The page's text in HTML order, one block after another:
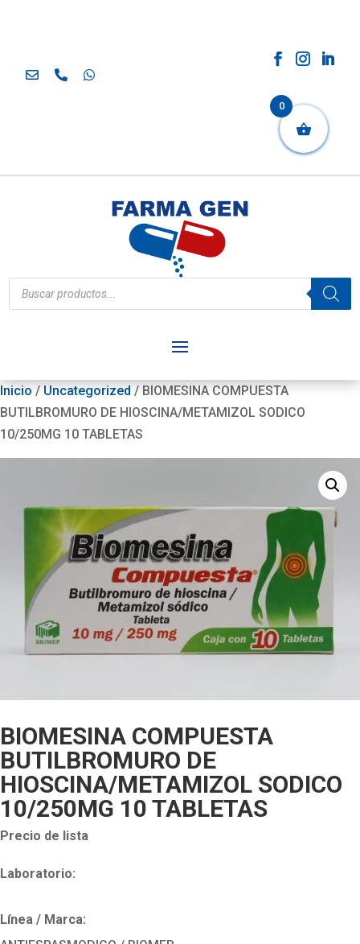
Búsqueda
de
productos
Inicio / Uncategorized / BIOMESINA COMPUESTA
BUTILBROMURO DE HIOSCINA/METAMIZOL SODICO
10/250MG 10 TABLETAS
BIOMESINA COMPUESTA
BUTILBROMURO DE
HIOSCINA/METAMIZOL SODICO
10/250MG 10 TABLETAS
Precio de lista
Laboratorio:
Línea / Marca:
0